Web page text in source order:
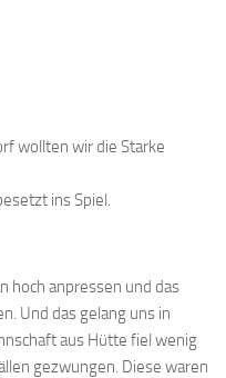
wollten wir die Starke
ins Spiel.
hoch anpressen und das
Und das gelang uns in
aus Hütte fiel wenig
gezwungen. Diese waren